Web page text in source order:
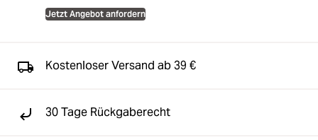
Jetzt Angebot anfordern
Kostenloser Versand ab 39 €
30 Tage Rückgaberecht